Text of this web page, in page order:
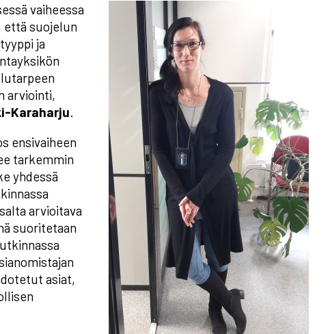
vaiheessa
että suojelun
ja
arviointi,
Karaharju.
ensivaiheen
tarkemmin
yhdessä
arvioitava
suoritetaan
asiat,